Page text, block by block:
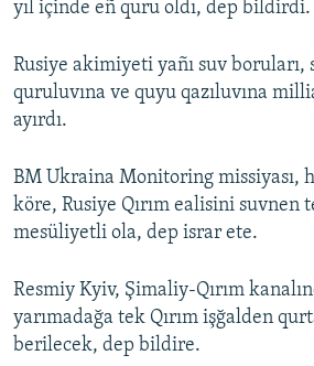
yıl içinde eñ quru oldı, dep bildirdi.
Rusiye akimiyeti yañı suv boruları,
quruluvına ve quyu qazıluvına
ayırdı.
BM Ukraina Monitoring missiyası,
köre, Rusiye Qırım ealisini suvnen
mesüliyetli ola, dep israr ete.
Resmiy Kyiv, Şimaliy-Qırım
yarımadağa tek Qırım işğalden
berilecek, dep bildire.